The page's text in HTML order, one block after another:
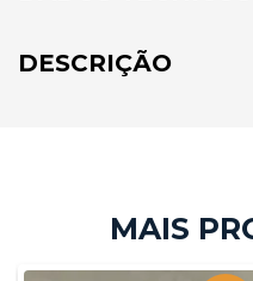
DESCRIÇÃO